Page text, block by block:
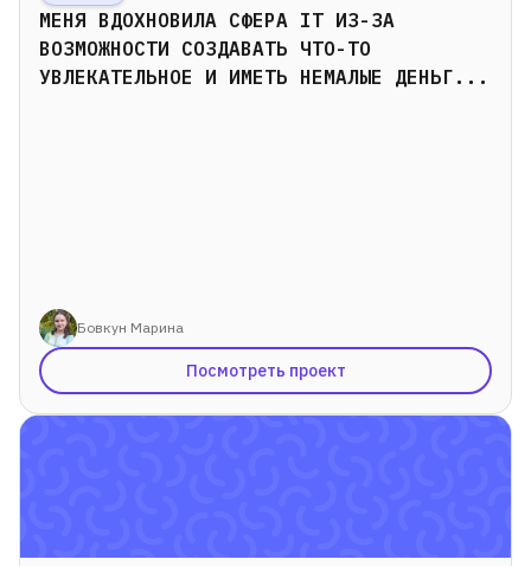
МЕНЯ ВДОХНОВИЛА СФЕРА IТ ИЗ-ЗА
ВОЗМОЖНОСТИ СОЗДАВАТЬ ЧТО-ТО
УВЛЕКАТЕЛЬНОЕ И ИМЕТЬ НЕМАЛЫЕ ДЕНЬГ...
Бовкун Марина
Посмотреть проект
Подробнее